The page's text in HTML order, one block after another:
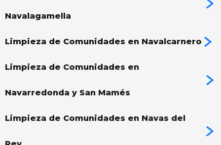
Navalagamella
Limpieza de Comunidades en Navalcarnero
Limpieza de Comunidades en
Navarredonda y San Mamés
Limpieza de Comunidades en Navas del